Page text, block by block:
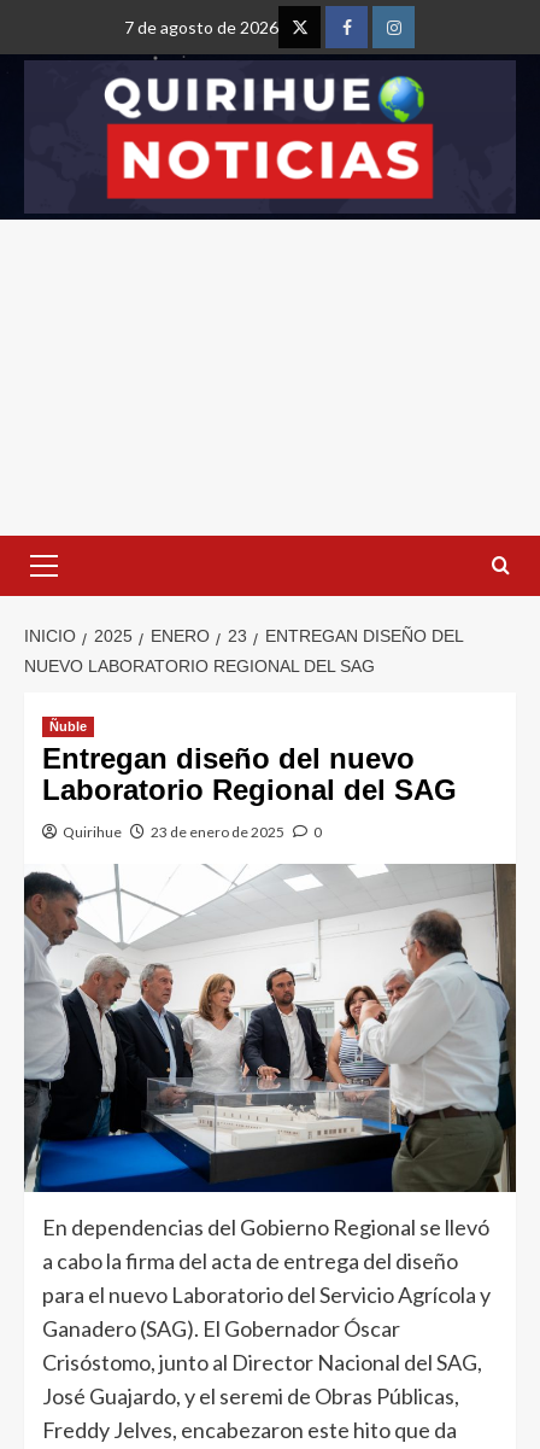
7 de agosto de 2026
INICIO 2025 ENERO 23
ENTREGAN DISEÑO DEL
NUEVO LABORATORIO REGIONAL DEL SAG
Ñuble
Entregan diseño del nuevo
Laboratorio Regional del SAG
Quirihue 23 de enero de 2025 0
En dependencias del Gobierno Regional se llevó
a cabo la firma del acta de entrega del diseño
para el nuevo Laboratorio del Servicio Agrícola y
Ganadero (SAG). El Gobernador Óscar
Crisóstomo, junto al Director Nacional del SAG,
José Guajardo, y el seremi de Obras Públicas,
Freddy Jelves, encabezaron este hito que da